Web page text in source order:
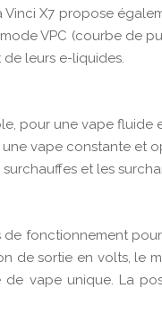
Vinci X7 propose
VPC (courbe de
leurs e-liquides.
pour une vape fluide
vape constante et
et les
de fonctionnement
de sortie en volts, le
vape unique. La